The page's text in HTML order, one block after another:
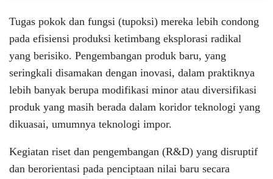
Tugas pokok dan fungsi (tupoksi) mereka lebih condong
pada efisiensi produksi ketimbang eksplorasi radikal
yang berisiko. Pengembangan produk baru, yang
seringkali disamakan dengan inovasi, dalam praktiknya
lebih banyak berupa modifikasi minor atau diversifikasi
produk yang masih berada dalam koridor teknologi yang
dikuasai, umumnya teknologi impor.
Kegiatan riset dan pengembangan (R&D) yang disruptif
dan berorientasi pada penciptaan nilai baru secara